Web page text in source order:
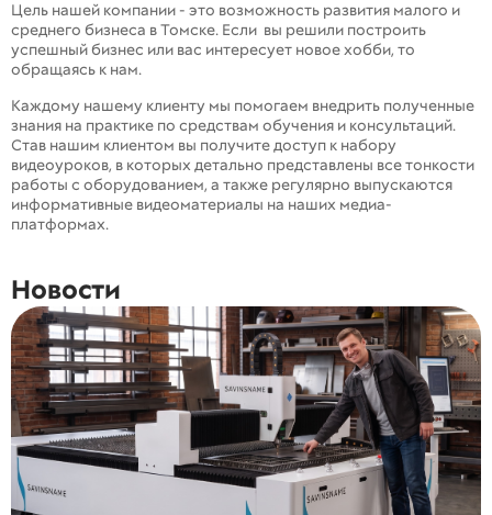
Цель нашей компании - это возможность развития малого и
среднего бизнеса в Томске. Если вы решили построить
успешный бизнес или вас интересует новое хобби, то
обращаясь к нам.
Каждому нашему клиенту мы помогаем внедрить полученные
знания на практике по средствам обучения и консультаций.
Став нашим клиентом вы получите доступ к набору
видеоуроков, в которых детально представлены все тонкости
работы с оборудованием, а также регулярно выпускаются
информативные видеоматериалы на наших медиа-
платформах.
Новости